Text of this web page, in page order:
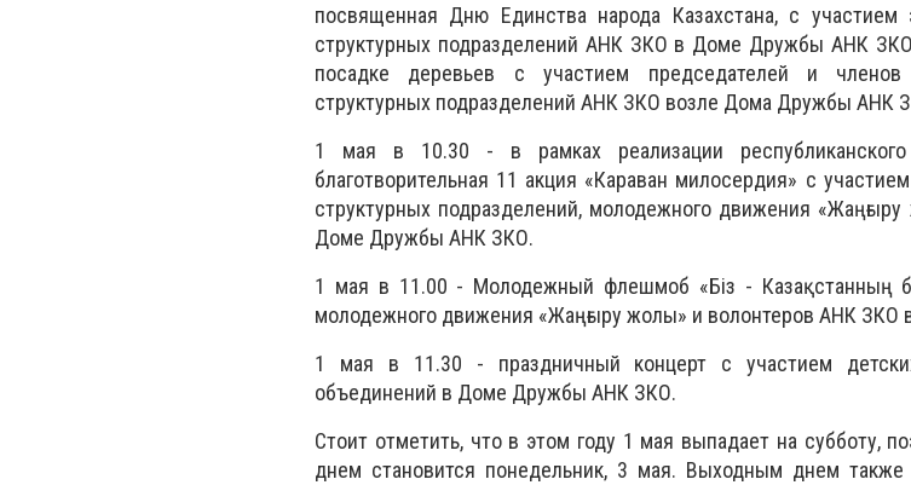
посвященная Дню Единства народа Казахстана, с участием
структурных подразделений АНК ЗКО в Доме Дружбы АНК
посадке деревьев с участием председателей и членов
структурных подразделений АНК ЗКО возле Дома Дружбы АНК
1 мая в 10.30 - в рамках реализации
благотворительная 11 акция «Караван милосердия» с
структурных подразделений, молодежного движения
Доме Дружбы АНК ЗКО.
1 мая в 11.00 - Молодежный флешмоб «Біз - Казақстанның
молодежного движения «Жаңғыру жолы» и волонтеров АНК
1 мая в 11.30 - праздничный концерт с участием детских
объединений в Доме Дружбы АНК ЗКО.
Стоит отметить, что в этом году 1 мая выпадает на субботу,
днем становится понедельник, 3 мая. Выходным днем